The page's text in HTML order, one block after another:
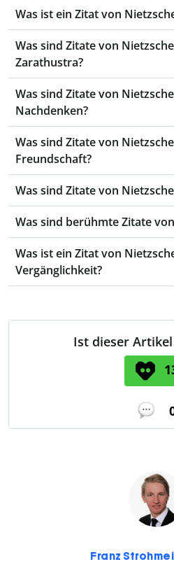
Was ist ein Zitat von
Was sind Zitate von
Zarathustra?
Was sind Zitate von
Nachdenken?
Was sind Zitate von
Freundschaft?
Was sind Zitate von
Was sind berühmte Zitate
Was ist ein Zitat von
Vergänglichkeit?
Ist dieser
Franz